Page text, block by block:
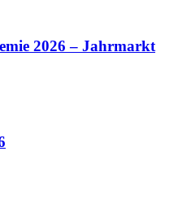
2026 – Jahrmarkt